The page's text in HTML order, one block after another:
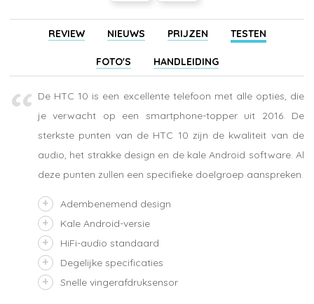
REVIEW NIEUWS PRIJZEN TESTEN
FOTO'S HANDLEIDING
De HTC 10 is een excellente telefoon met alle opties, die
je verwacht op een smartphone-topper uit 2016. De
sterkste punten van de HTC 10 zijn de kwaliteit van de
audio, het strakke design en de kale Android software. Al
deze punten zullen een specifieke doelgroep aanspreken.
Adembenemend design
Kale Android-versie
HiFi-audio standaard
Degelijke specificaties
Snelle vingerafdruksensor